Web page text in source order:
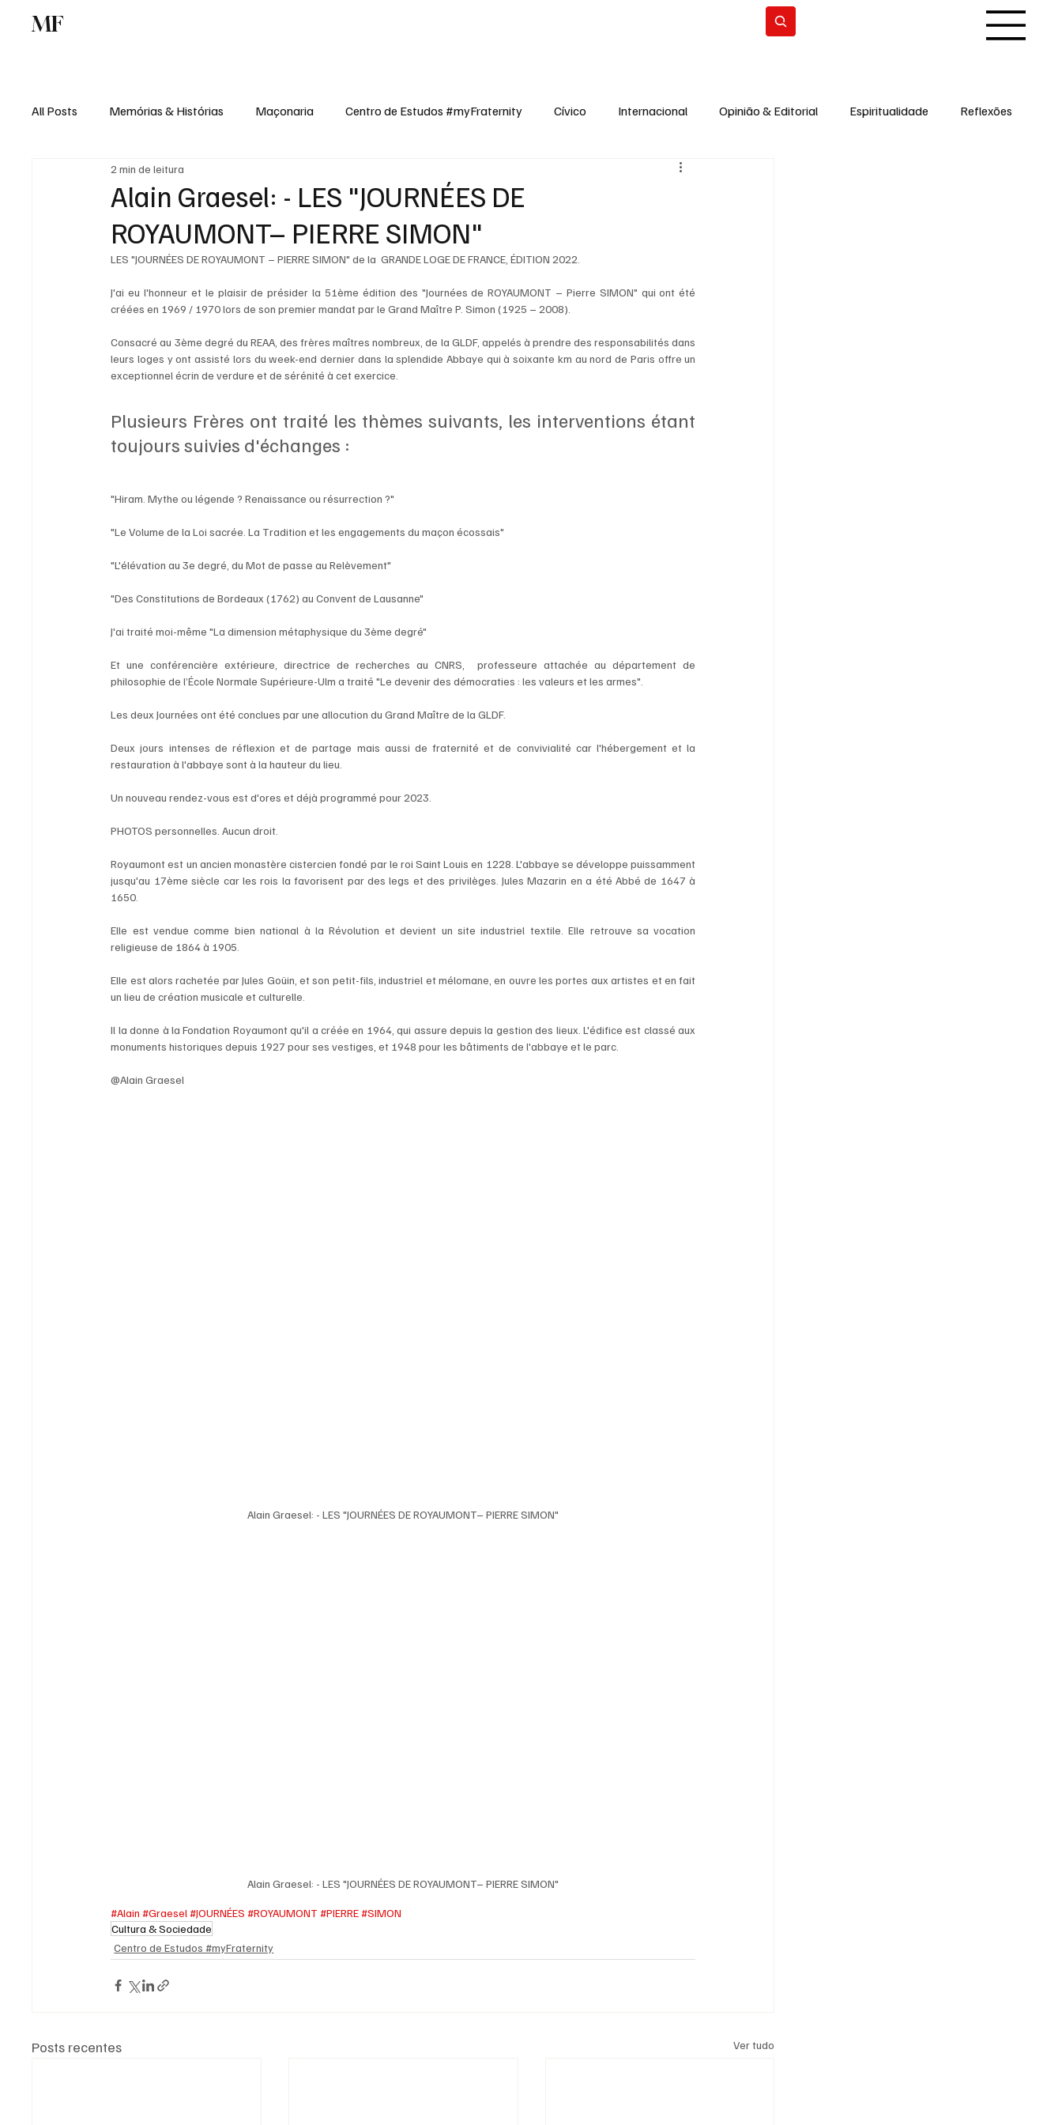
MF
All Posts Memórias & Histórias Maçonaria Centro de Estudos #myFraternity Cívico Internacional Opinião & Editorial Espiritualidade Reflexões
Rádio Digital
Alain Graesel: - LES "JOURNÉES DE
ROYAUMONT– PIERRE SIMON"
2 min de leitura
LES "JOURNÉES DE ROYAUMONT – PIERRE SIMON" de la  GRANDE LOGE DE FRANCE, ÉDITION 2022.
J'ai eu l'honneur et le plaisir de présider la 51ème édition des "Journées de ROYAUMONT – Pierre SIMON" qui ont été
créées en 1969 / 1970 lors de son premier mandat par le Grand Maître P. Simon (1925 – 2008).
Consacré au 3ème degré du REAA, des frères maîtres nombreux, de la GLDF, appelés à prendre des responsabilités dans
leurs loges y ont assisté lors du week-end dernier dans la splendide Abbaye qui à soixante km au nord de Paris offre un
exceptionnel écrin de verdure et de sérénité à cet exercice.
Plusieurs Frères ont traité les thèmes suivants, les interventions étant
toujours suivies d'échanges :
"Hiram. Mythe ou légende ? Renaissance ou résurrection ?"
"Le Volume de la Loi sacrée. La Tradition et les engagements du maçon écossais"
"L'élévation au 3e degré, du Mot de passe au Relèvement"
"Des Constitutions de Bordeaux (1762) au Convent de Lausanne"
J'ai traité moi-même "La dimension métaphysique du 3ème degré"
Et une conférencière extérieure, directrice de recherches au CNRS,  professeure attachée au département de
philosophie de l’École Normale Supérieure-Ulm a traité "Le devenir des démocraties : les valeurs et les armes".
Les deux Journées ont été conclues par une allocution du Grand Maître de la GLDF.
Deux jours intenses de réflexion et de partage mais aussi de fraternité et de convivialité car l'hébergement et la
restauration à l'abbaye sont à la hauteur du lieu.
Un nouveau rendez-vous est d'ores et déjà programmé pour 2023.
PHOTOS personnelles. Aucun droit.
Royaumont est un ancien monastère cistercien fondé par le roi Saint Louis en 1228. L'abbaye se développe puissamment
jusqu'au 17ème siècle car les rois la favorisent par des legs et des privilèges. Jules Mazarin en a été Abbé de 1647 à
1650.
Elle est vendue comme bien national à la Révolution et devient un site industriel textile. Elle retrouve sa vocation
religieuse de 1864 à 1905.
Elle est alors rachetée par Jules Goüin, et son petit-fils, industriel et mélomane, en ouvre les portes aux artistes et en fait
un lieu de création musicale et culturelle.
Il la donne à la Fondation Royaumont qu'il a créée en 1964, qui assure depuis la gestion des lieux. L'édifice est classé aux
monuments historiques depuis 1927 pour ses vestiges, et 1948 pour les bâtiments de l'abbaye et le parc.
@Alain Graesel
Alain Graesel: - LES "JOURNÉES DE ROYAUMONT– PIERRE SIMON"
Alain Graesel: - LES "JOURNÉES DE ROYAUMONT– PIERRE SIMON"
#Alain #Graesel #JOURNÉES #ROYAUMONT #PIERRE#SIMON
Cultura & Sociedade
Centro de Estudos #myFraternity
Posts recentes Ver tudo